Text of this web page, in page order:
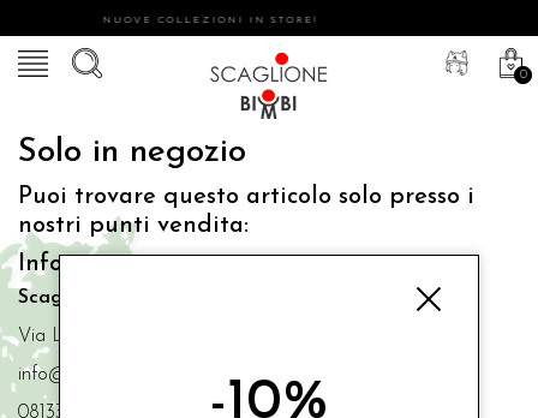
NUOVE COLLEZIONI IN STORE!
0
Solo in negozio
Puoi trovare questo articolo solo presso i
nostri punti vendita:
Info contatti
Scaglione Bimbi di Iacono Maria Angela
Via Luigi Mazzella,73 80077 Ischia
info@scaglionebimbi.com
0813331162
-10%